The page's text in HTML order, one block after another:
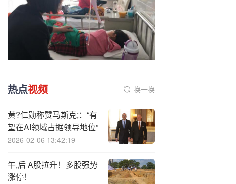
热点视频 换一换
黄?仁勋称赞马斯克;：“有
望在AI领域占据领导地位”
2026-02-06 13:42:19
午,后 A股拉升！多股强势
涨停！